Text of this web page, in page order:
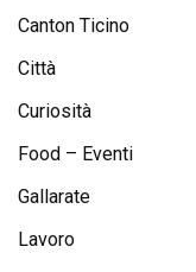
Canton Ticino
Città
Curiosità
Food – Eventi
Gallarate
Lavoro